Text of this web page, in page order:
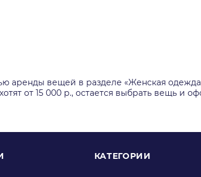
вещей в разделе «Женская
от 15 000 р., остается выбрать вещь и
КАТЕГОРИИ